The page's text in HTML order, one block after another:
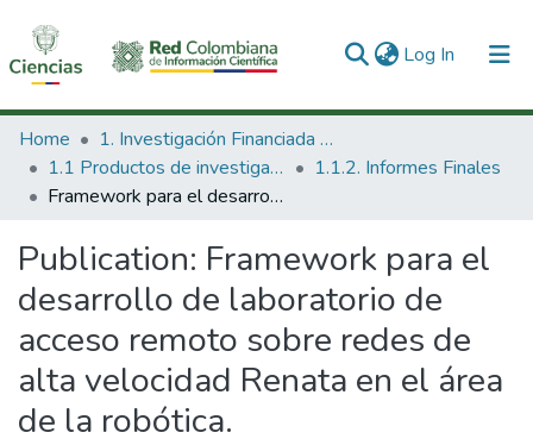
Log In (current)
Communities & Collections
All of DSpace
Home
1. Investigación Financiada con Recursos Públicos
1.1 Productos de investigación
1.1.2. Informes Finales
Framework para el desarrollo de laboratorio de acceso remoto sobre redes de alta velocidad Renata en el área de la robótica.
Publication: Framework para el
desarrollo de laboratorio de
acceso remoto sobre redes de
alta velocidad Renata en el área
de la robótica.